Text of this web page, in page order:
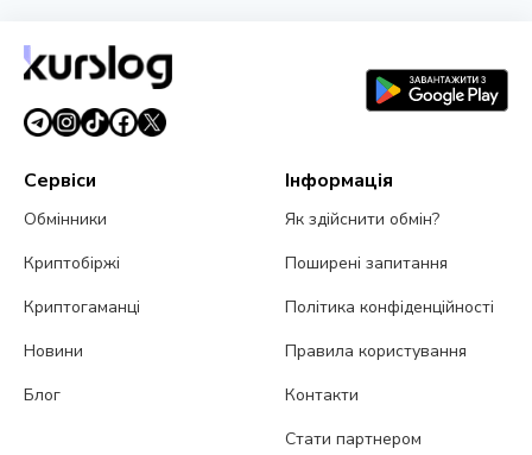
3 серпня 2026 р.5 хв читання
Сервіси
Обмінники
Криптобіржі
Криптогаманці
Новини
Блог
Інформація
Як здійснити обмін?
Поширені запитання
Політика конфіденційності
Правила користування
Контакти
Стати партнером